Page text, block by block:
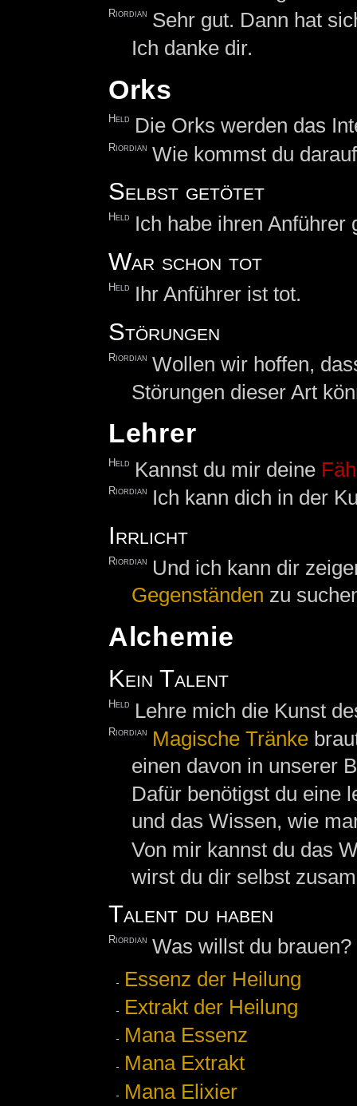
Riordian Sehr gut. Dann hat
Ich danke dir.
Orks
Held Die Orks werden das
Riordian Wie kommst du
Selbst getötet
Held Ich habe ihren Anführer
War schon tot
Held Ihr Anführer ist tot.
Störungen
Riordian Wollen wir hoffen,
Störungen dieser Art
Lehrer
Held Kannst du mir deine
Riordian Ich kann dich in der
Irrlicht
Riordian
Und ich kann dir
Gegenständen zu
Alchemie
Kein Talent
Held Lehre mich die Kunst
Riordian Magische Tränke
einen davon in unserer
Dafür benötigst du eine
und das Wissen, wie
Von mir kannst du das
wirst du dir selbst
Talent du haben
Riordian Was willst du brauen?
Essenz der Heilung
Extrakt der Heilung
Mana Essenz
Mana Extrakt
Mana Elixier